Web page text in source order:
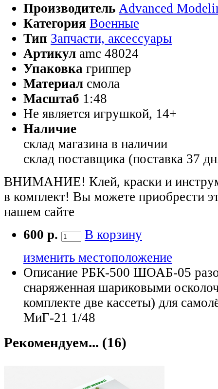
Производитель Advanced
Категория Военные
Тип Запчасти, аксессуары
Артикул amc 48024
Упаковка гриппер
Материал смола
Масштаб 1:48
Не является игрушкой, 14+
Наличие
склад магазина в наличии
склад поставщика (поставка 37
ВНИМАНИЕ! Клей, краски и
в комплект! Вы можете приобрести
нашем сайте
600 р.
В корзину
изменить местоположение
Описание РБК-500 ШОАБ-05
снаряженная шариковыми
комплекте две кассеты) для
МиГ-21 1/48
Рекомендуем... (16)